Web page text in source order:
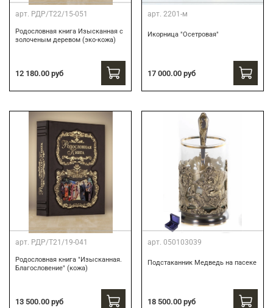
арт. РДР/Т22/15-051
Родословная книга Изысканная с
золоченым деревом (эко-кожа)
12 180.00 руб
арт. 2201-м
Икорница "Осетровая"
17 000.00 руб
арт. РДР/Т21/19-041
Родословная книга "Изысканная.
Благословение" (кожа)
13 500.00 руб
арт. 050103039
Подстаканник Медведь на пасеке
18 500.00 руб